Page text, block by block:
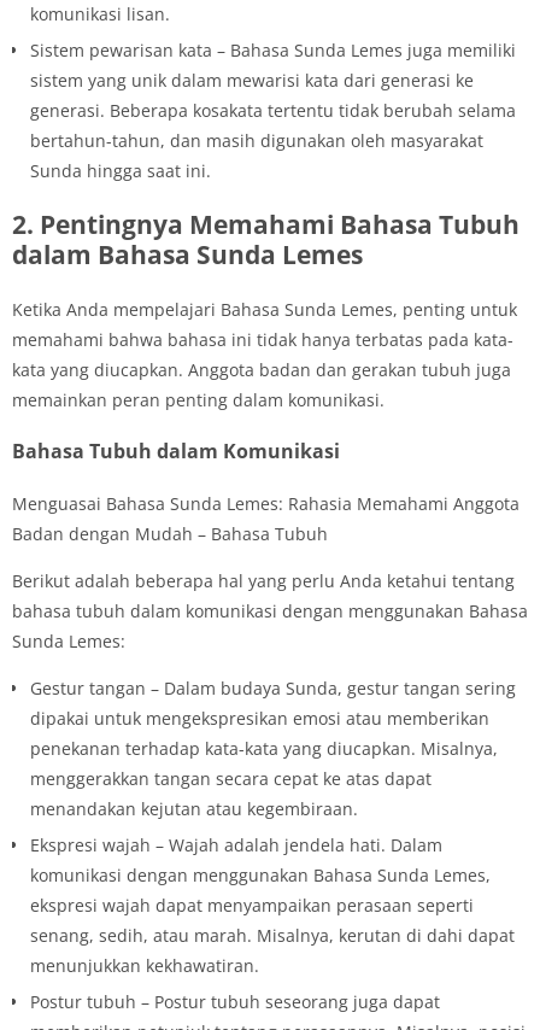
komunikasi lisan.
Sistem pewarisan kata – Bahasa Sunda Lemes juga memiliki
sistem yang unik dalam mewarisi kata dari generasi ke
generasi. Beberapa kosakata tertentu tidak berubah selama
bertahun-tahun, dan masih digunakan oleh masyarakat
Sunda hingga saat ini.
2. Pentingnya Memahami Bahasa Tubuh
dalam Bahasa Sunda Lemes
Ketika Anda mempelajari Bahasa Sunda Lemes, penting untuk
memahami bahwa bahasa ini tidak hanya terbatas pada kata-
kata yang diucapkan. Anggota badan dan gerakan tubuh juga
memainkan peran penting dalam komunikasi.
Bahasa Tubuh dalam Komunikasi
Menguasai Bahasa Sunda Lemes: Rahasia Memahami Anggota
Badan dengan Mudah – Bahasa Tubuh
Berikut adalah beberapa hal yang perlu Anda ketahui tentang
bahasa tubuh dalam komunikasi dengan menggunakan Bahasa
Sunda Lemes:
Gestur tangan – Dalam budaya Sunda, gestur tangan sering
dipakai untuk mengekspresikan emosi atau memberikan
penekanan terhadap kata-kata yang diucapkan. Misalnya,
menggerakkan tangan secara cepat ke atas dapat
menandakan kejutan atau kegembiraan.
Ekspresi wajah – Wajah adalah jendela hati. Dalam
komunikasi dengan menggunakan Bahasa Sunda Lemes,
ekspresi wajah dapat menyampaikan perasaan seperti
senang, sedih, atau marah. Misalnya, kerutan di dahi dapat
menunjukkan kekhawatiran.
Postur tubuh – Postur tubuh seseorang juga dapat